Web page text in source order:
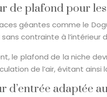
de plafond pour
géantes comme le
contrainte à
le plafond de la niche
de l’air, évitant
d’entrée adaptée